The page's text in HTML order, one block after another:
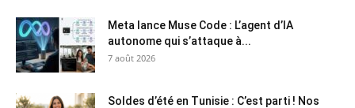
Meta lance Muse Code : L’agent d’IA
autonome qui s’attaque à...
7 août 2026
Soldes d’été en Tunisie : C’est parti ! Nos